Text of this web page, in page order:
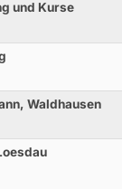
und Kurse
Waldhausen